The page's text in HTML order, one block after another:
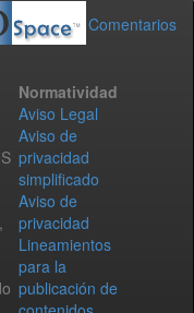
Comentarios
Normatividad
Aviso Legal
Aviso de
privacidad
simplificado
Aviso de
privacidad
Lineamientos
para la
publicación de